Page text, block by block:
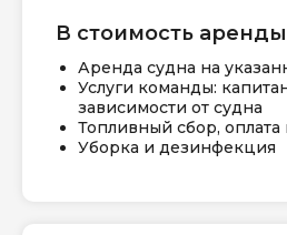
В стоимость
Аренда судна на
Услуги команды:
зависимости от судна
Топливный сбор, оплата
Уборка и дезинфекция